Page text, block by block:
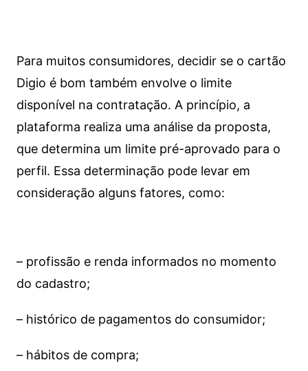
Para muitos consumidores, decidir se o cartão
Digio é bom também envolve o limite
disponível na contratação. A princípio, a
plataforma realiza uma análise da proposta,
que determina um limite pré-aprovado para o
perfil. Essa determinação pode levar em
consideração alguns fatores, como:
– profissão e renda informados no momento
do cadastro;
– histórico de pagamentos do consumidor;
– hábitos de compra;